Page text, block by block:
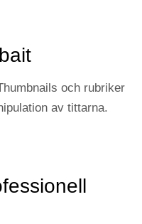
och rubriker
av tittarna.